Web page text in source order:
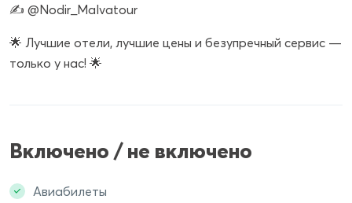
✍️ @Nodir_Malvatour
🌟 Лучшие отели, лучшие цены и безупречный сервис —
только у нас! 🌟
Включено / не включено
Авиабилеты